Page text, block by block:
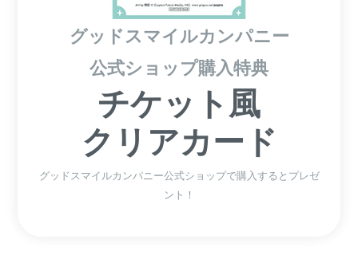
グッドスマイルカンパニー
公式ショップ購入特典
チケット風
クリアカード
グッドスマイルカンパニー公式ショップで購入すると プレゼ
ント！